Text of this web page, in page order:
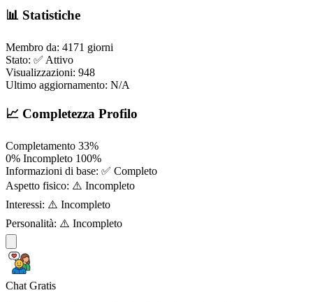
📊 Statistiche
Membro da: 4171 giorni
Stato: ✅ Attivo
Visualizzazioni: 948
Ultimo aggiornamento: N/A
📈 Completezza Profilo
Completamento 33%
0% Incompleto 100%
Informazioni di base: ✅ Completo
Aspetto fisico: ⚠️ Incompleto
Interessi: ⚠️ Incompleto
Personalità: ⚠️ Incompleto
Chat Gratis